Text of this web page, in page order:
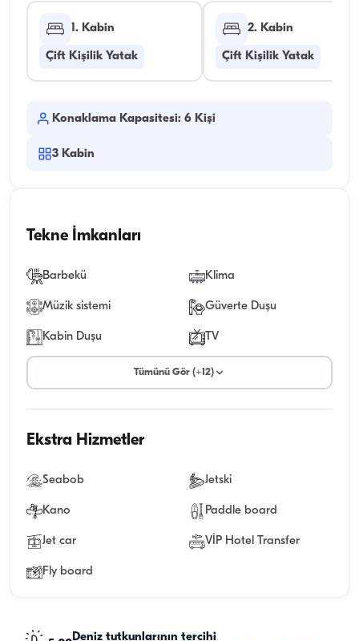
1. Kabin
Çift Kişilik Yatak
2. Kabin
Çift Kişilik Yatak
Konaklama Kapasitesi: 6 Kişi
3 Kabin
Tekne İmkanları
Barbekü Klima
Müzik sistemi Güverte Duşu
Kabin Duşu TV
Tümünü Gör (+12)
Ekstra Hizmetler
Seabob Jetski
Kano Paddle board
Jet car VİP Hotel Transfer
Fly board
Deniz tutkunlarının tercihi